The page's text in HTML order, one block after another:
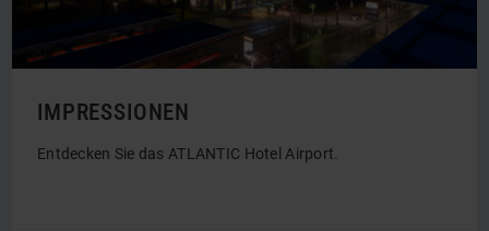
IMPRESSIONEN
Entdecken Sie das ATLANTIC Hotel Airport.